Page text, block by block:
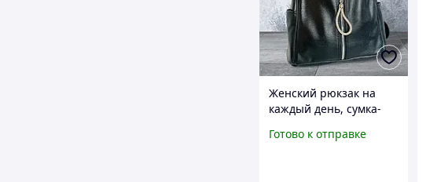
Женский рюкзак на
каждый день, сумка-
эко-кожи.
Готово к отправке